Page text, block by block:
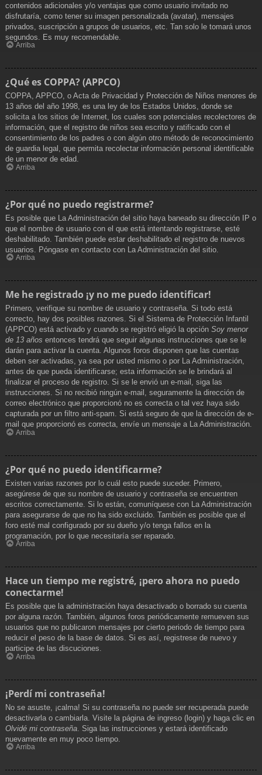
contenidos adicionales y/o ventajas que como usuario invitado no
disfrutaría, como tener su imagen personalizada (avatar), mensajes
privados, suscripción a grupos de usuarios, etc. Tan solo le tomará unos
segundos. Es muy recomendable.
Arriba
¿Qué es COPPA? (APPCO)
COPPA, APPCO, o Acta de Privacidad y Protección de Niños menores de
13 años del año 1998, es una ley de los Estados Unidos, donde se
solicita a los sitios de Internet, los cuales son potenciales recolectores de
información, que el registro de niños sea escrito y ratificado con el
consentimiento de los padres o con algún otro método de reconocimiento
de guardia legal, que permita recolectar información personal identificable
de un menor de edad.
Arriba
¿Por qué no puedo registrarme?
Es posible que La Administración del sitio haya baneado su dirección IP o
que el nombre de usuario con el que está intentando registrarse, esté
deshabilitado. También puede estar deshabilitado el registro de nuevos
usuarios. Póngase en contacto con La Administración del sitio.
Arriba
Me he registrado ¡y no me puedo identificar!
Primero, verifique su nombre de usuario y contraseña. Si todo está
correcto, hay dos posibles razones. Si el Sistema de Protección Infantil
(APPCO) está activado y cuando se registró eligió la opción Soy menor
de 13 años entonces tendrá que seguir algunas instrucciones que se le
darán para activar la cuenta. Algunos foros disponen que las cuentas
deben ser activadas, ya sea por usted mismo o por La Administración,
antes de que pueda identificarse; esta información se le brindará al
finalizar el proceso de registro. Si se le envió un e-mail, siga las
instrucciones. Si no recibió ningún e-mail, seguramente la dirección de
correo electrónico que proporcionó no es correcta o tal vez haya sido
capturada por un filtro anti-spam. Si está seguro de que la dirección de e-
mail que proporcionó es correcta, envíe un mensaje a La Administración.
Arriba
¿Por qué no puedo identificarme?
Existen varias razones por lo cuál esto puede suceder. Primero,
asegúrese de que su nombre de usuario y contraseña se encuentren
escritos correctamente. Si lo están, comuníquese con La Administración
para asegurarse de que no ha sido excluido. También es posible que el
foro esté mal configurado por su dueño y/o tenga fallos en la
programación, por lo que necesitaría ser reparado.
Arriba
Hace un tiempo me registré, ¡pero ahora no puedo
conectarme!
Es posible que la administración haya desactivado o borrado su cuenta
por alguna razón. También, algunos foros periódicamente remueven sus
usuarios que no publicaron mensajes por cierto periodo de tiempo para
reducir el peso de la base de datos. Si es así, registrese de nuevo y
participe de las discuciones.
Arriba
¡Perdí mi contraseña!
No se asuste, ¡calma! Si su contraseña no puede ser recuperada puede
desactivarla o cambiarla. Visite la página de ingreso (login) y haga clic en
Olvidé mi contraseña . Siga las instrucciones y estará identificado
nuevamente en muy poco tiempo.
Arriba